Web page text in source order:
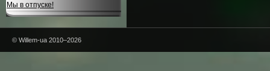
Мы в отпуске!
© Willem-ua 2010–2026